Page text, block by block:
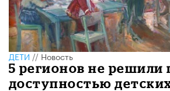
ДЕТИ//Новость
5 регионов не решили
доступностью